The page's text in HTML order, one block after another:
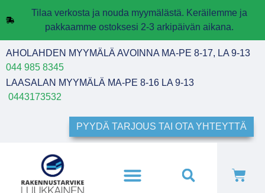
Tilaa verkosta ja nouda myymälästä. Keräilemme ja
pakkaamme ostoksesi 2-3 arkipäivän aikana.
AHOLAHDEN MYYMÄLÄ AVOINNA MA-PE 8-17, LA 9-13
044 985 8345
LAASALAN MYYMÄLÄ MA-PE 8-16 LA 9-13
0443173532
PYYDÄ TARJOUS TAI OTA YHTEYTTÄ